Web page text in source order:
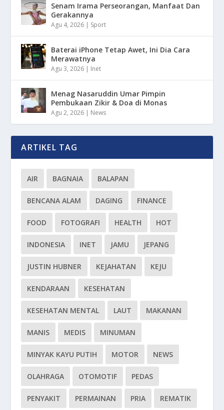
Senam Irama Perseorangan, Manfaat Dan
Gerakannya
Agu 4, 2026 | Sport
Baterai iPhone Tetap Awet, Ini Dia Cara
Merawatnya
Agu 3, 2026 | Inet
Menag Nasaruddin Umar Pimpin
Pembukaan Zikir & Doa di Monas
Agu 2, 2026 | News
ARTIKEL TAG
AIR BAGNAIA BALAPAN
BENCANA ALAM DAGING FINANCE
FOOD FOTOGRAFI HEALTH HOT
INDONESIA INET JAMU JEPANG
JUSTIN HUBNER KEJAHATAN KEJU
KENDARAAN KESEHATAN
KESEHATAN MENTAL LAUT MAKANAN
MANIS MEDIS MINUMAN
MINYAK KAYU PUTIH MOTOR NEWS
OLAHRAGA OTOMOTIF PEDAS
PENYAKIT PERMAINAN PRIA REMATIK